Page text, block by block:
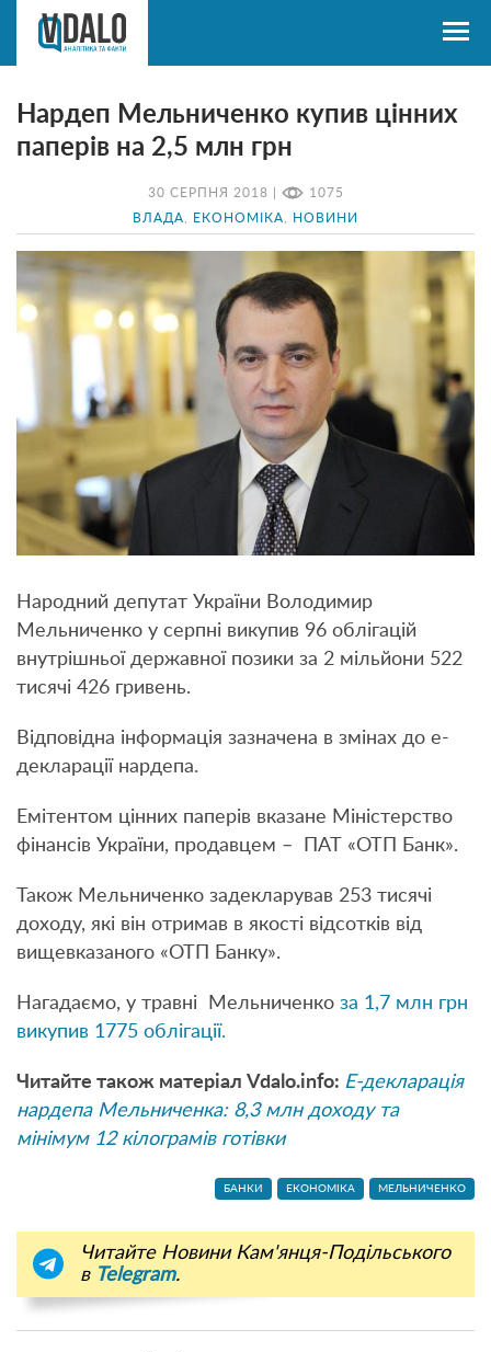
30 СЕРПНЯ 2018 | 1075
ВЛАДА ЕКОНОМІКА НОВИНИ
Нардеп Мельниченко купив цінних
паперів на 2,5 млн грн
Народний депутат України Володимир
Мельниченко у серпні викупив 96 облігацій
внутрішньої державної позики за 2 мільйони 522
тисячі 426 гривень.
Відповідна інформація зазначена в змінах до е-
декларації нардепа.
Емітентом цінних паперів вказане Міністерство
фінансів України, продавцем – ПАТ «ОТП Банк».
Також Мельниченко задекларував 253 тисячі
доходу, які він отримав в якості відсотків від
вищевказаного «ОТП Банку».
Нагадаємо, у травні Мельниченко за 1,7 млн грн
викупив 1775 облігації.
Читайте також матеріал Vdalo.info: Е-декларація
нардепа Мельниченка: 8,3 млн доходу та
мінімум 12 кілограмів готівки
БАНКИ ЕКОНОМІКА МЕЛЬНИЧЕНКО
Читайте Новини Кам'янця-Подільського
в Telegram.